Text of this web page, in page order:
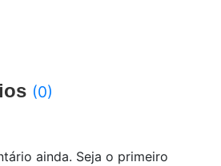
(0)
ainda. Seja o primeiro